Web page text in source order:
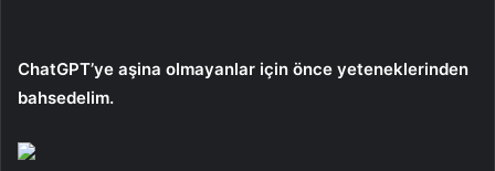
ChatGPT’ye aşina olmayanlar için önce yeteneklerinden
bahsedelim.